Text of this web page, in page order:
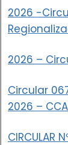
2026 -
2026 –
Circular
2026 –
CIRCULAR